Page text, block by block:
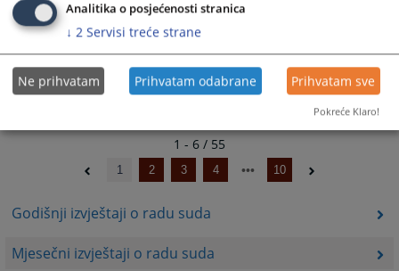
Godišnji izvještaji o radu suda
Mjesečni izvještaji o radu suda
1 - 6 / 55
1 2 3 4 10
Analitika o posjećenosti stranica
↓ 2 Servisi treće strane
Ne prihvatam Prihvatam odabrane Prihvatam sve
Pokreće Klaro!